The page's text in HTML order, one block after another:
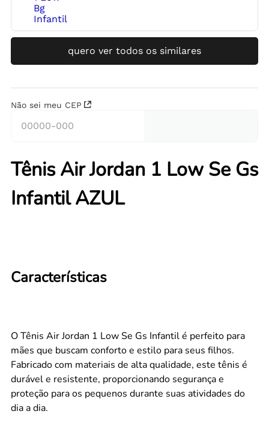
quero ver todos os similares
Não sei meu CEP
Tênis Air Jordan 1 Low Se Gs
Infantil AZUL
Características
O Tênis Air Jordan 1 Low Se Gs Infantil é perfeito para
mães que buscam conforto e estilo para seus filhos.
Fabricado com materiais de alta qualidade, este tênis é
durável e resistente, proporcionando segurança e
proteção para os pequenos durante suas atividades do
dia a dia.